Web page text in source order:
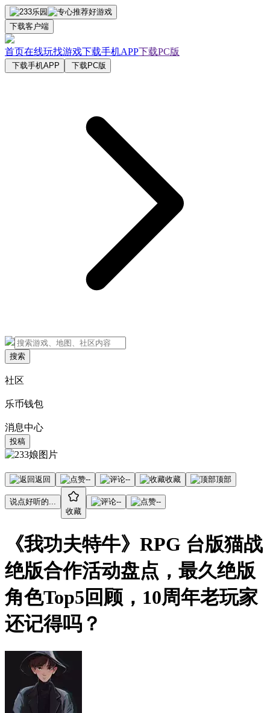
下载客户端
首页在线玩找游戏下载手机APP下载PC版
下载手机APP 下载PC版
搜索
社区
乐币钱包
消息中心
投稿
返回 -- -- 收藏 顶部
说点好听的...
收藏
-- --
《我功夫特牛》RPG 台版猫战
绝版合作活动盘点，最久绝版
角色Top5回顾，10周年老玩家
还记得吗？